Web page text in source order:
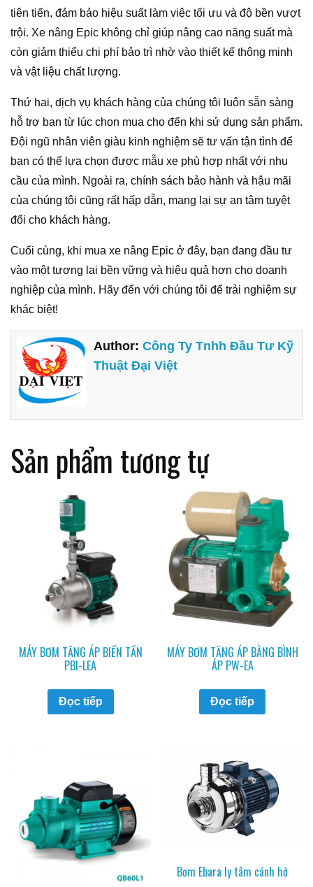
tiên tiến, đảm bảo hiệu suất làm việc tối ưu và độ bền vượt
trội. Xe nâng Epic không chỉ giúp nâng cao năng suất mà
còn giảm thiểu chi phí bảo trì nhờ vào thiết kế thông minh
và vật liệu chất lượng.
Thứ hai, dịch vụ khách hàng của chúng tôi luôn sẵn sàng
hỗ trợ bạn từ lúc chọn mua cho đến khi sử dụng sản phẩm.
Đội ngũ nhân viên giàu kinh nghiệm sẽ tư vấn tận tình để
bạn có thể lựa chọn được mẫu xe phù hợp nhất với nhu
cầu của mình. Ngoài ra, chính sách bảo hành và hậu mãi
của chúng tôi cũng rất hấp dẫn, mang lại sự an tâm tuyệt
đối cho khách hàng.
Cuối cùng, khi mua xe nâng Epic ở đây, bạn đang đầu tư
vào một tương lai bền vững và hiệu quả hơn cho doanh
nghiệp của mình. Hãy đến với chúng tôi để trải nghiệm sự
khác biệt!
Author:Công Ty Tnhh Đầu Tư Kỹ
Thuật Đại Việt
Sản phẩm tương tự
MÁY BƠM TĂNG ÁP BIẾN TẦN
PBI-LEA
Đọc tiếp
MÁY BƠM TĂNG ÁP BẰNG BÌNH
ÁP PW-EA
Đọc tiếp
Bơm Ebara ly tâm cánh hở